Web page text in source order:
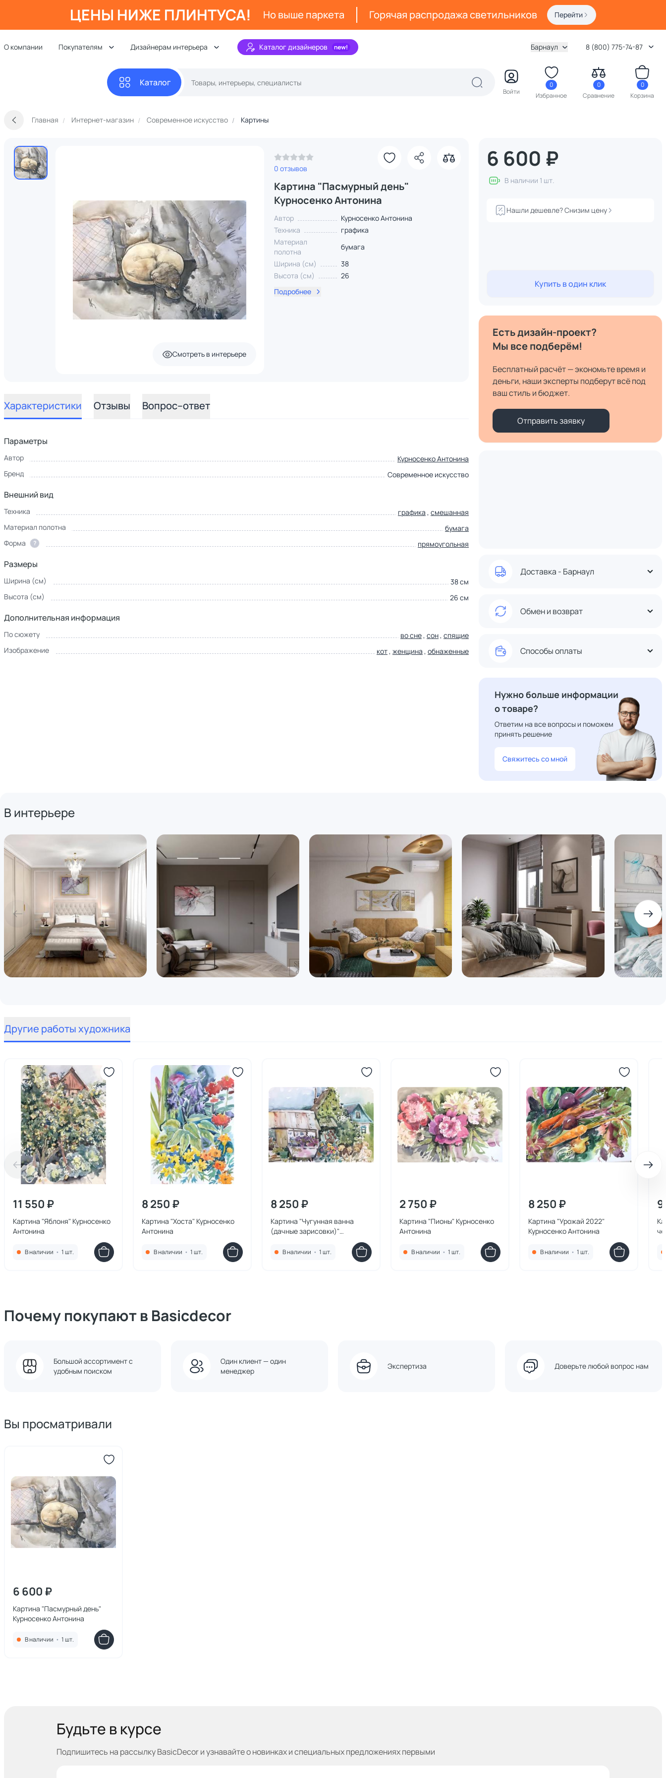
ЦЕНЫ НИЖЕ ПЛИНТУСА! Но выше паркета Горячая распродажа светильников Перейти
О компании Покупателям Дизайнерам интерьера Каталог дизайнеров Барнаул 8 (800) 775-74-87
Каталог
Войти
0
Избранное
0
Сравнение
0
Корзина
Главная Интернет-магазин Современное искусство Картины
Смотреть в интерьере
0 отзывов
Картина "Пасмурный день"
Курносенко Антонина
Автор
Курносенко Антонина
Техника
графика
Материал
полотна
бумага
Ширина (см)
38
Высота (см)
26
Подробнее
Характеристики Отзывы Вопрос–ответ
Параметры
Автор
Курносенко Антонина
Бренд
Современное искусство
Внешний вид
Техника графика , смешанная
Материал полотна
бумага
Форма
? прямоугольная
Размеры
Ширина (см)
38 см
Высота (см)
26 см
Дополнительная информация
По сюжету во сне, сон, спящие
Изображение
кот, женщина , обнаженные
6 600 ₽
В наличии 1 шт.
Нашли дешевле? Снизим цену
Купить в один клик
Есть дизайн-проект?
Мы все подберём!
Бесплатный расчёт — экономьте время и
деньги, наши эксперты подберут всё под
ваш стиль и бюджет.
Отправить заявку
Доставка - Барнаул
Обмен и возврат
Способы оплаты
Нужно больше информации
о товаре?
Ответим на все вопросы и поможем
принять решение
Свяжитесь со мной
В интерьере
Другие работы художника
11 550 ₽
Картина "Яблоня" Курносенко
Антонина
В наличии • 1 шт.
8 250 ₽
Картина "Хоста" Курносенко
Антонина
В наличии • 1 шт.
8 250 ₽
Картина "Чугунная ванна
(дачные зарисовки)"
В наличии • 1 шт.
2 750 ₽
Картина "Пионы" Курносенко
Антонина
В наличии • 1 шт.
8 250 ₽
Картина "Урожай 2022"
Курносенко Антонина
В наличии • 1 шт.
Почему покупают в Basicdecor
Большой ассортимент с
удобным поиском
Один клиент — один
менеджер
Экспертиза Доверьте любой вопрос нам
Вы просматривали
6 600 ₽
Картина "Пасмурный день"
Курносенко Антонина
В наличии • 1 шт.
Будьте в курсе
Подпишитесь на рассылку BasicDecor и узнавайтео новинках и специальных предложениях первыми